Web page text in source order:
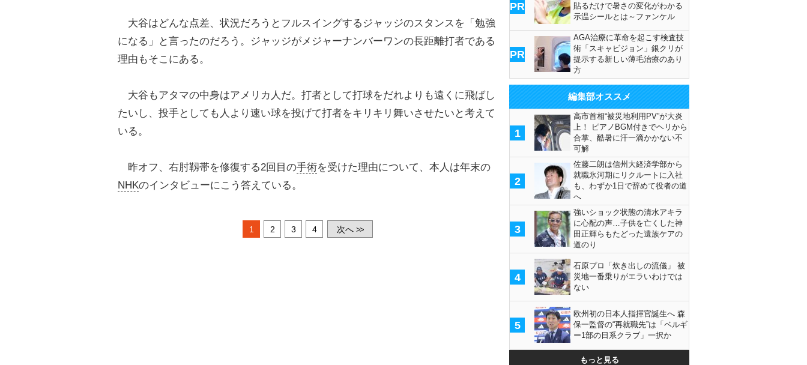
大谷はどんな点差、状況だろうとフルスイングするジャッジのスタンスを「勉強
になる」と言ったのだろう。ジャッジがメジャーナンバーワンの長距離打者である
理由もそこにある。
大谷もアタマの中身はアメリカ人だ。打者として打球をだれよりも遠くに飛ばし
たいし、投手としても人より速い球を投げて打者をキリキリ舞いさせたいと考えて
いる。
昨オフ、右肘靱帯を修復する2回目の手術を受けた理由について、本人は年末の
NHKのインタビューにこう答えている。
1 2 3 4 次へ >>
PR
貼るだけで暑さの変化がわかる
示温シールとは～ファンケル
PR
AGA治療に革命を起こす検査技
術「スキャビジョン」銀クリが
提示する新しい薄毛治療のあり
方
編集部オススメ
1
高市首相“被災地利用PV”が大炎
上！ ピアノBGM付きでヘリから
合掌、酷暑に汗一滴かかない不
可解
2
佐藤二朗は信州大経済学部から
就職氷河期にリクルートに入社
も、わずか1日で辞めて役者の道
へ
3
強いショック状態の清水アキラ
に心配の声…子供を亡くした神
田正輝らもたどった遺族ケアの
道のり
4
石原プロ「炊き出しの流儀」 被
災地一番乗りがエラいわけでは
ない
5
欧州初の日本人指揮官誕生へ 森
保一監督の“再就職先”は「ベルギ
ー1部の日系クラブ」一択か
もっと見る